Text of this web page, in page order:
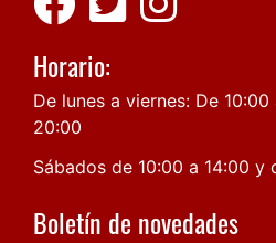
Horario:
De lunes a viernes: De
20:00
Sábados de 10:00 a 14:00 y
Boletín de novedades